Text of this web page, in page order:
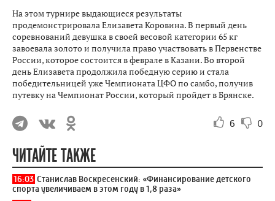
На этом турнире выдающиеся результаты
продемонстрировала Елизавета Коровина. В первый день
соревнований девушка в своей весовой категории 65 кг
завоевала золото и получила право участвовать в Первенстве
России, которое состоится в феврале в Казани. Во второй
день Елизавета продолжила победную серию и стала
победительницей уже Чемпионата ЦФО по самбо, получив
путевку на Чемпионат России, который пройдет в Брянске.
6 0
ЧИТАЙТЕ ТАКЖЕ
16:03 Станислав Воскресенский: «Финансирование детского
спорта увеличиваем в этом году в 1,8 раза»